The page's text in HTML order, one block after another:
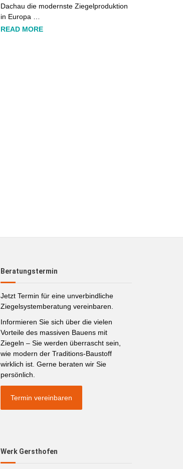
Dachau die modernste Ziegelproduktion
in Europa …
READ MORE
Beratungstermin
Jetzt Termin für eine unverbindliche
Ziegelsystemberatung vereinbaren.
Informieren Sie sich über die vielen
Vorteile des massiven Bauens mit
Ziegeln – Sie werden überrascht sein,
wie modern der Traditions-Baustoff
wirklich ist. Gerne beraten wir Sie
persönlich.
Termin vereinbaren
Werk Gersthofen